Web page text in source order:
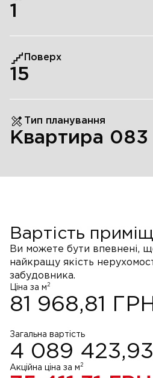
1
Поверх
15
Тип планування
Квартира 083
Вартість
Ви можете бути впевнені,
найкращу якість
забудовника.
Ціна за м 2
81 968,81 ГРН
Загальна вартість
4 089 423,93
Акційна ціна за м 2